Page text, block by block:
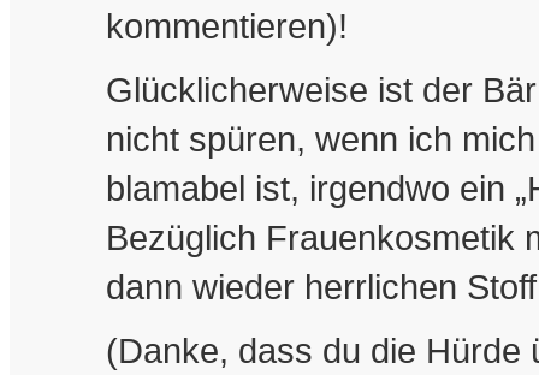
kommentieren)!
Glücklicherweise ist der
nicht spüren, wenn ich
blamabel ist, irgendwo ein
Bezüglich Frauenkosmetik
dann wieder herrlichen
(Danke, dass du die Hürde